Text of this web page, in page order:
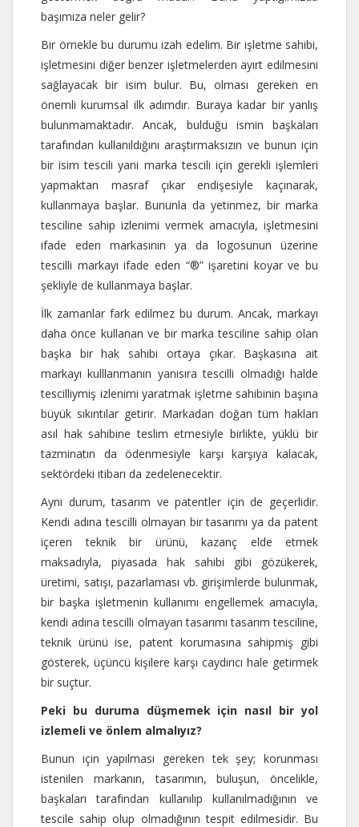
başımıza neler gelir?
Bir örnekle bu durumu izah edelim. Bir işletme sahibi,
işletmesini diğer benzer işletmelerden ayırt edilmesini
sağlayacak bir isim bulur. Bu, olması gereken en
önemli kurumsal ilk adımdır. Buraya kadar bir yanlış
bulunmamaktadır. Ancak, bulduğu ismin başkaları
tarafından kullanıldığını araştırmaksızın ve bunun için
bir isim tescili yani marka tescili için gerekli işlemleri
yapmaktan masraf çıkar endişesiyle kaçınarak,
kullanmaya başlar. Bununla da yetinmez, bir marka
tesciline sahip izlenimi vermek amacıyla, işletmesini
ifade eden markasının ya da logosunun üzerine
tescilli markayı ifade eden “®” işaretini koyar ve bu
şekliyle de kullanmaya başlar.
İlk zamanlar fark edilmez bu durum. Ancak, markayı
daha önce kullanan ve bir marka tesciline sahip olan
başka bir hak sahibi ortaya çıkar. Başkasına ait
markayı kulllanmanın yanısıra tescilli olmadığı halde
tescilliymiş izlenimi yaratmak işletme sahibinin başına
büyük sıkıntılar getirir. Markadan doğan tüm hakları
asıl hak sahibine teslim etmesiyle birlikte, yüklü bir
tazminatın da ödenmesiyle karşı karşıya kalacak,
sektördeki itibarı da zedelenecektir.
Aynı durum, tasarım ve patentler için de geçerlidir.
Kendi adına tescilli olmayan bir tasarımı ya da patent
içeren teknik bir ürünü, kazanç elde etmek
maksadıyla, piyasada hak sahibi gibi gözükerek,
üretimi, satışı, pazarlaması vb. girişimlerde bulunmak,
bir başka işletmenin kullanımı engellemek amacıyla,
kendi adına tescilli olmayan tasarımı tasarım tesciline,
teknik ürünü ise, patent korumasına sahipmiş gibi
gösterek, üçüncü kişilere karşı caydırıcı hale getirmek
bir suçtur.
Peki bu duruma düşmemek için nasıl bir yol
izlemeli ve önlem almalıyız?
Bunun için yapılması gereken tek şey; korunması
istenilen markanın, tasarımın, buluşun, öncelikle,
başkaları tarafından kullanılıp kullanılmadığının ve
tescile sahip olup olmadığının tespit edilmesidir. Bu